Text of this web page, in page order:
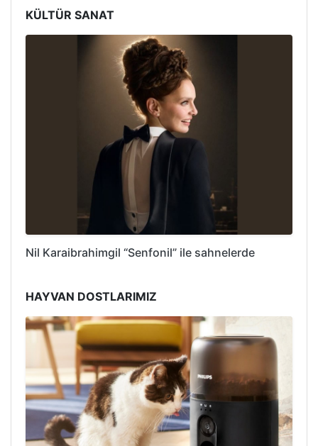
KÜLTÜR SANAT
Nil Karaibrahimgil “Senfonil” ile sahnelerde
HAYVAN DOSTLARIMIZ